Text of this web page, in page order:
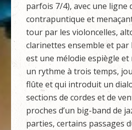
parfois 7/4), avec une ligne
contrapuntique et
tour par les violoncelles,
clarinettes ensemble et par
est une mélodie espiègle
un rythme à trois temps,
flûte et qui introduit un
sections de cordes et de
proches d’un big-band de
parties, certains passages